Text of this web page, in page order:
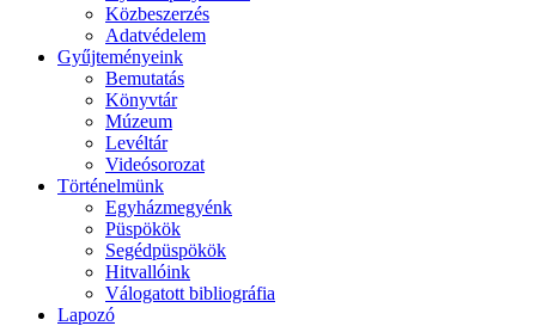
Közbeszerzés
Adatvédelem
Gyűjteményeink
Bemutatás
Könyvtár
Múzeum
Levéltár
Videósorozat
Történelmünk
Egyházmegyénk
Püspökök
Segédpüspökök
Hitvallóink
Válogatott bibliográfia
Lapozó